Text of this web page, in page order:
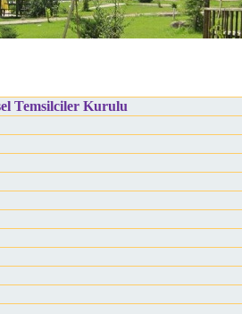
Temsilciler Kurulu